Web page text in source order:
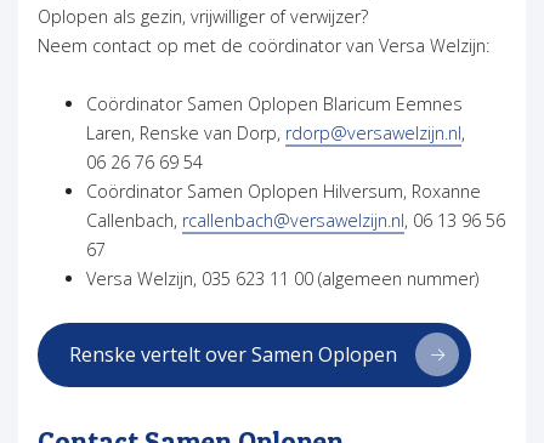
Oplopen als gezin, vrijwilliger of verwijzer?
Neem contact op met de coördinator van Versa Welzijn:
Coördinator Samen Oplopen Blaricum Eemnes
Laren, Renske van Dorp, rdorp@versawelzijn.nl,
06 26 76 69 54
Coördinator Samen Oplopen Hilversum, Roxanne
Callenbach, rcallenbach@versawelzijn.nl, 06 13 96 56
67
Versa Welzijn, 035 623 11 00 (algemeen nummer)
Renske vertelt over Samen Oplopen